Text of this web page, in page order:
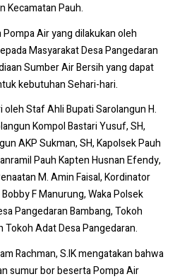
KecamatanPauh.
Air yang dilakukan oleh
Masyarakat Desa Pangedaran
Sumber Air Bersih yang dapat
kebutuhan Sehari-hari.
Staf Ahli Bupati Sarolangun H.
Kompol Bastari Yusuf, SH,
AKP Sukman, SH, Kapolsek Pauh
Pauh Kapten Husnan Efendy,
M. Amin Faisal, Kordinator
F Manurung, Waka Polsek
Pangedaran Bambang, Tokoh
Tokoh Adat Desa Pangedaran.
Rachman, S.IK mengatakan bahwa
sumur bor beserta Pompa Air